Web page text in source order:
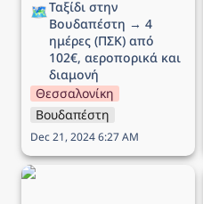
🗺️Ταξίδι στην
Βουδαπέστη → 4
ημέρες (ΠΣΚ) από
102€, αεροπορικά και
διαμονή
Θεσσαλονίκη
Βουδαπέστη
Dec 21, 2024 6:27 AM
Ταξίδι στο Άμστερνταμ →